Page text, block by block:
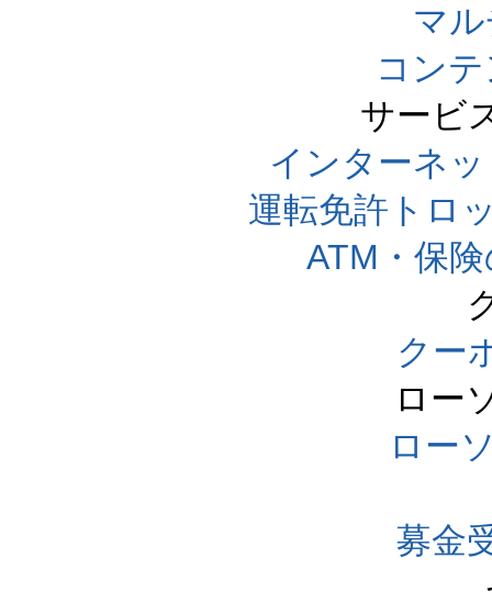
マ
コン
サービ
インターネ
運転免許トロ
ATM・保
クー
ロー
ロー
募金